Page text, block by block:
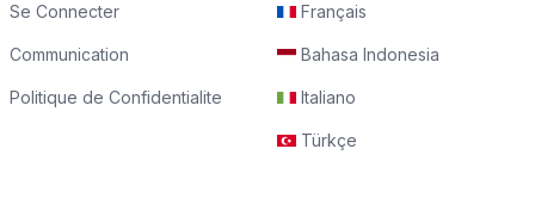
Se Connecter
Communication
Politique de Confidentialite
Français
Bahasa Indonesia
Italiano
Türkçe